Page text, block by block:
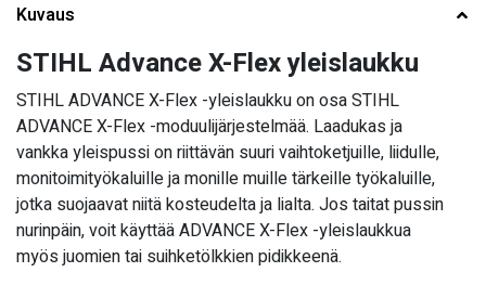
Kuvaus
STIHL Advance X-Flex yleislaukku
STIHL ADVANCE X-Flex -yleislaukku on osa STIHL
ADVANCE X-Flex -moduulijärjestelmää. Laadukas ja
vankka yleispussi on riittävän suuri vaihtoketjuille, liidulle,
monitoimityökaluille ja monille muille tärkeille työkaluille,
jotka suojaavat niitä kosteudelta ja lialta. Jos taitat pussin
nurinpäin, voit käyttää ADVANCE X-Flex -yleislaukkua
myös juomien tai suihketölkkien pidikkeenä.